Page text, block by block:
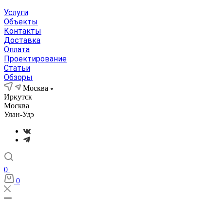
Услуги
Объекты
Контакты
Доставка
Оплата
Проектирование
Статьи
Обзоры
Москва
Иркутск
Москва
Улан-Удэ
0
0